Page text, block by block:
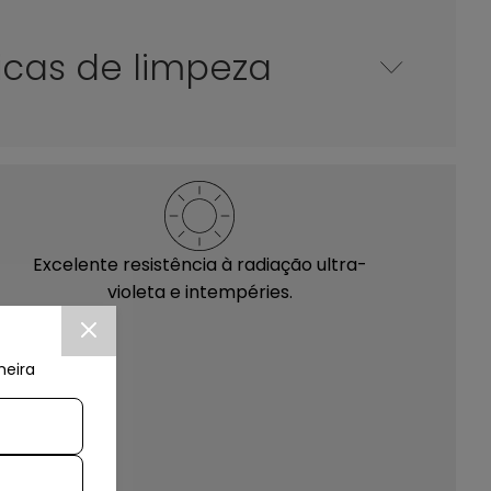
de limpeza
Excelente resistência à radiação ultra-
violeta e intempéries.